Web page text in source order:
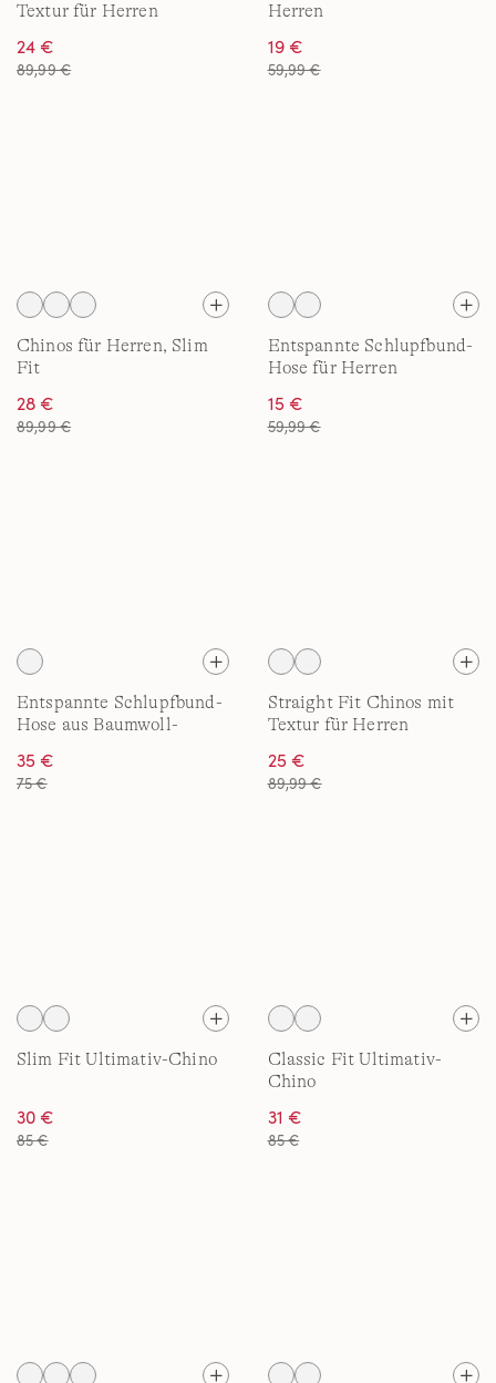
Textur für Herren
24 €
89,99 €
Herren
19 €
59,99 €
Chinos für Herren, Slim
Fit
28 €
89,99 €
Entspannte Schlupfbund-
Hose für Herren
15 €
59,99 €
Entspannte Schlupfbund-
Hose aus Baumwoll-
35 €
75 €
Straight Fit Chinos mit
Textur für Herren
25 €
89,99 €
Slim Fit Ultimativ-Chino
30 €
85 €
Classic Fit Ultimativ-
Chino
31 €
85 €